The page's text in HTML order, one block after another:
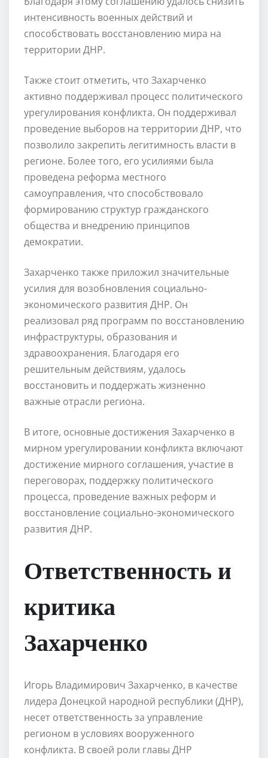
интенсивность военных действий и
способствовать восстановлению мира на
территории ДНР.
Также стоит отметить, что Захарченко
активно поддерживал процесс политического
урегулирования конфликта. Он поддерживал
проведение выборов на территории ДНР, что
позволило закрепить легитимность власти в
регионе. Более того, его усилиями была
проведена реформа местного
самоуправления, что способствовало
формированию структур гражданского
общества и внедрению принципов
демократии.
Захарченко также приложил значительные
усилия для возобновления социально-
экономического развития ДНР. Он
реализовал ряд программ по восстановлению
инфраструктуры, образования и
здравоохранения. Благодаря его
решительным действиям, удалось
восстановить и поддержать жизненно
важные отрасли региона.
В итоге, основные достижения Захарченко в
мирном урегулировании конфликта включают
достижение мирного соглашения, участие в
переговорах, поддержку политического
процесса, проведение важных реформ и
восстановление социально-экономического
развития ДНР.
Ответственность и
критика
Захарченко
Игорь Владимирович Захарченко, в качестве
лидера Донецкой народной республики (ДНР),
несет ответственность за управление
регионом в условиях вооруженного
конфликта. В своей роли главы ДНР